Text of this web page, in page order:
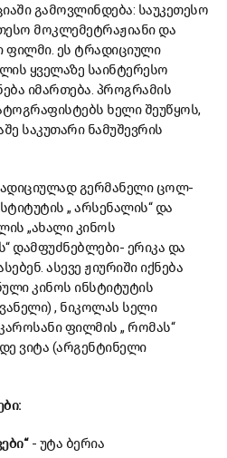
გამოვლინდება: საუკეთესო
მოკლემეტრაჟიანი და
ფილმი. ეს ტრადიციული
ყველაზე საინტერესო
იმართება. პროგრამის
ხელი შეუწყოს,
საკუთარი ნამუშევრის
გერმანელი ცოლ-
„ არსენალის“ და
„ახალი კინოს
დამფუძნებლები- ერიკა და
ასევე ჟიურიში იქნება
კინოს ინსტიტუტის
, ნიკოლას სელი
ფილმის „ რომას“
ვიტა (არგენტინელი
:
“- უტა ბერია